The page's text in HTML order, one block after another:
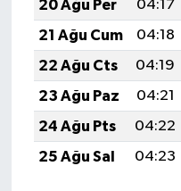
20 Ağu Per 04:17
21 Ağu Cum
04:18
22 Ağu Cts
04:19
23 Ağu Paz
04:21
24 Ağu Pts
04:22
25 Ağu Sal
04:23